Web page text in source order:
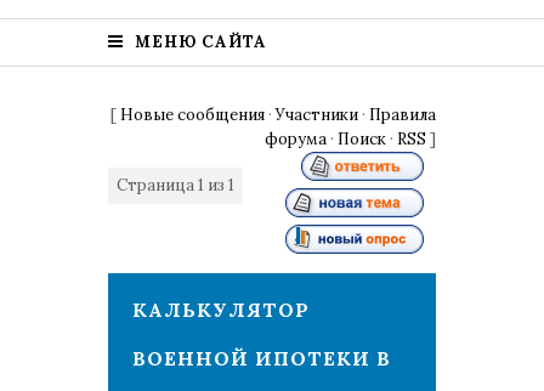
МЕНЮ САЙТА
[ Новые сообщения ·Участники · Правила
форума · Поиск · RSS ]
Страница1 из 1
КАЛЬКУЛЯТОР
ВОЕННОЙ ИПОТЕКИ В